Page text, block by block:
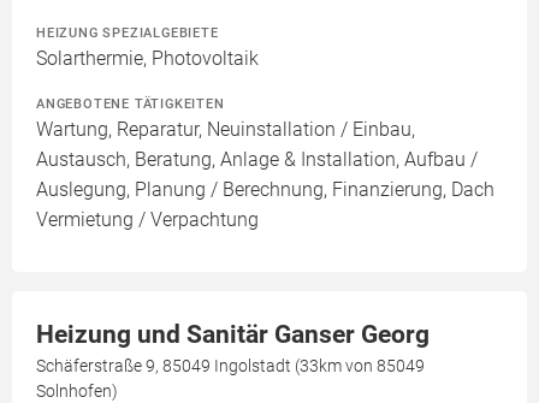
HEIZUNG SPEZIALGEBIETE
Solarthermie, Photovoltaik
ANGEBOTENE TÄTIGKEITEN
Wartung, Reparatur, Neuinstallation / Einbau,
Austausch, Beratung, Anlage & Installation, Aufbau /
Auslegung, Planung / Berechnung, Finanzierung, Dach
Vermietung / Verpachtung
Heizung und Sanitär Ganser Georg
Schäferstraße 9, 85049 Ingolstadt (33km von 85049
Solnhofen)